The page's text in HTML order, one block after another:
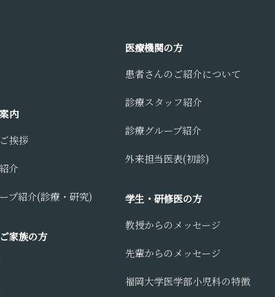
内
挨拶
介
プ紹介(診療・研究)
家族の方
医療機関の方
患者さんのご紹介について
診療スタッフ紹介
診療グループ紹介
外来担当医表(初診)
学生・研修医の方
教授からのメッセージ
先輩からのメッセージ
福岡大学医学部小児科の特徴